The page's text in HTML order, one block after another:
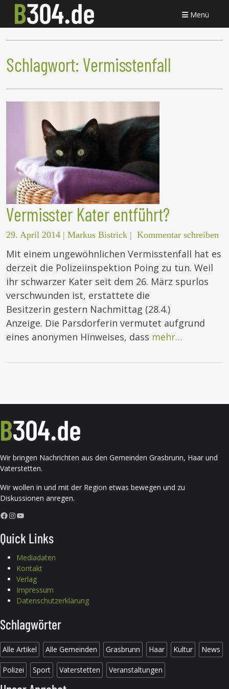
Menü
Schlagwort: Vermisstenfall
Vermisster Kater entführt?
29. April 2014 | Markus Bistrick | Kommentar schreiben
Mit einem ungewöhnlichen Vermisstenfall hat es
derzeit die Polizeiinspektion Poing zu tun. Weil
ihr schwarzer Kater seit dem 26. März spurlos
verschwunden ist, erstattete die
Besitzerin gestern Nachmittag (28.4.)
Anzeige. Die Parsdorferin vermutet aufgrund
eines anonymen Hinweises, dass mehr…
Wir bringen Nachrichten aus den Gemeinden Grasbrunn, Haar und
Vaterstetten.
Wir wollen in und mit der Region etwas bewegen und zu
Diskussionen anregen.
Facebook InstagramYouTube
Quick Links
Mediadaten
Kontakt
Verlag
Impressum
Datenschutzerklärung
Schlagwörter
Alle Artikel Alle Gemeinden Grasbrunn Haar Kultur News
Polizei Sport Vaterstetten Veranstaltungen